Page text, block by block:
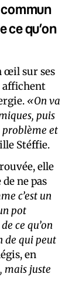
ce qu’on
œil sur ses
affichent
«On va
puis
problème et
Stéffie.
elle
ne pas
c’est un
pot
ce qu’on
de qui peut
en
mais juste